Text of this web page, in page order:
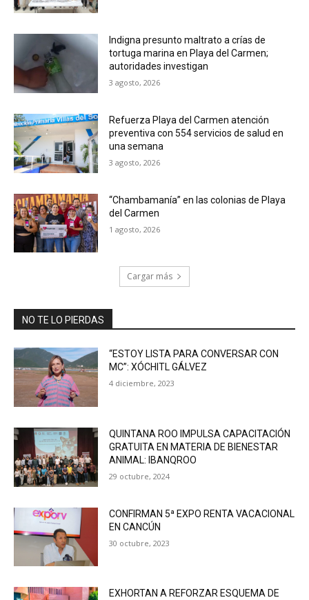
Indigna presunto maltrato a crías de
tortuga marina en Playa del Carmen;
autoridades investigan
3 agosto, 2026
Refuerza Playa del Carmen atención
preventiva con 554 servicios de salud en
una semana
3 agosto, 2026
“Chambamanía” en las colonias de Playa
del Carmen
1 agosto, 2026
Cargar más
NO TE LO PIERDAS
“ESTOY LISTA PARA CONVERSAR CON
MC”: XÓCHITL GÁLVEZ
4 diciembre, 2023
QUINTANA ROO IMPULSA CAPACITACIÓN
GRATUITA EN MATERIA DE BIENESTAR
ANIMAL: IBANQROO
29 octubre, 2024
CONFIRMAN 5ª EXPO RENTA VACACIONAL
EN CANCÚN
30 octubre, 2023
EXHORTAN A REFORZAR ESQUEMA DE